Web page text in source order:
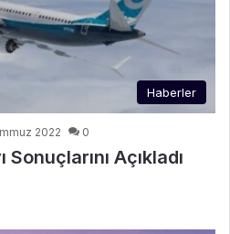
Haberler
2022 0
Açıkladı